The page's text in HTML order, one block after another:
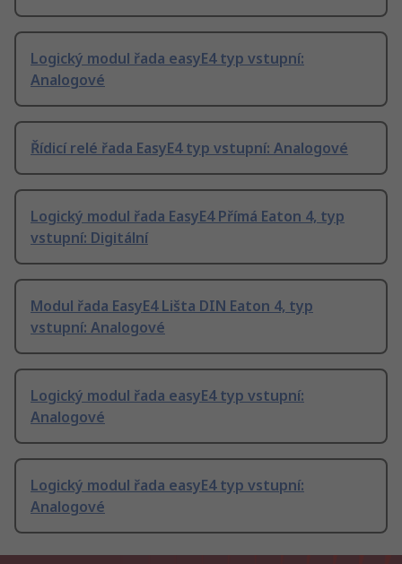
Logický modul řada easyE4 typ vstupní:
Analogové
Řídicí relé řada EasyE4 typ vstupní: Analogové
Logický modul řada EasyE4 Přímá Eaton 4, typ
vstupní: Digitální
Modul řada EasyE4 Lišta DIN Eaton 4, typ
vstupní: Analogové
Logický modul řada easyE4 typ vstupní:
Analogové
Logický modul řada easyE4 typ vstupní:
Analogové